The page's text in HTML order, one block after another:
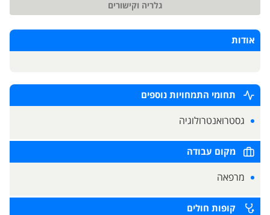
גלריה וקישורים
אודות
תחומי התמחויות נוספים
גסטרואנטרולוגיה
מקום עבודה
מרפאה
קופות חולים